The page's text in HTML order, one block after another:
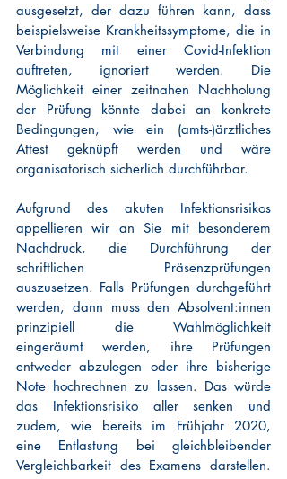
ausgesetzt, der dazu führen kann, dass
beispielsweise Krankheitssymptome, die in
Verbindung mit einer Covid-Infektion
auftreten, ignoriert werden. Die
Möglichkeit einer zeitnahen Nachholung
der Prüfung könnte dabei an konkrete
Bedingungen, wie ein (amts-)ärztliches
Attest geknüpft werden und wäre
organisatorisch sicherlich durchführbar.
Aufgrund des akuten Infektionsrisikos
appellieren wir an Sie mit besonderem
Nachdruck, die Durchführung der
schriftlichen Präsenzprüfungen
auszusetzen. Falls Prüfungen durchgeführt
werden, dann muss den Absolvent:innen
prinzipiell die Wahlmöglichkeit
eingeräumt werden, ihre Prüfungen
entweder abzulegen oder ihre bisherige
Note hochrechnen zu lassen. Das würde
das Infektionsrisiko aller senken und
zudem, wie bereits im Frühjahr 2020,
eine Entlastung bei gleichbleibender
Vergleichbarkeit des Examens darstellen.